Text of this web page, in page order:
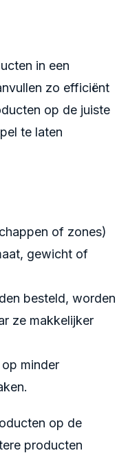
in een
zo efficiënt
op de juiste
te laten
of zones)
gewicht of
besteld, worden
ze makkelijker
minder
op de
producten